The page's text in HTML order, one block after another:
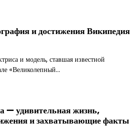
и достижения Википедия
и модель, ставшая известной
«Великолепный…
— удивительная жизнь,
и захватывающие факты